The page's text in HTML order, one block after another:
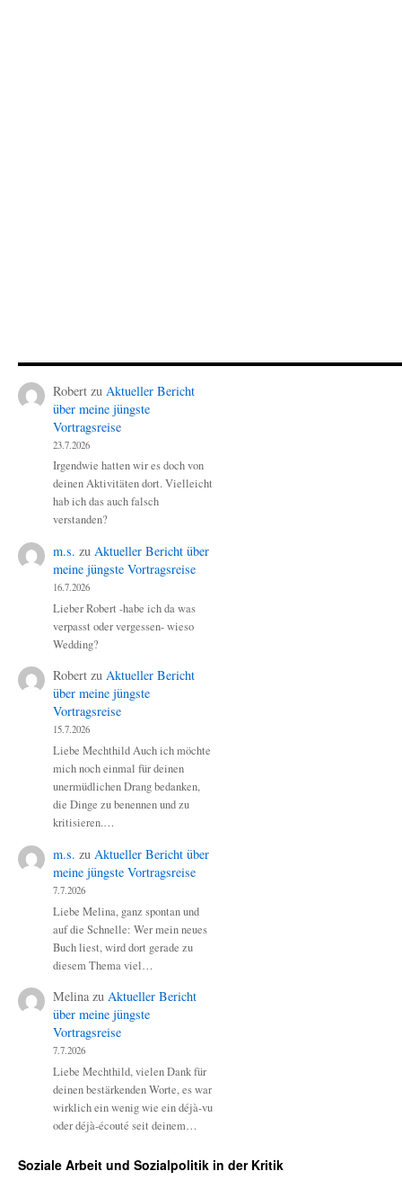
Robert zu Aktueller Bericht
über meine jüngste
Vortragsreise
23.7.2026
Irgendwie hatten wir es doch von
deinen Aktivitäten dort. Vielleicht
hab ich das auch falsch
verstanden?
m.s. zu Aktueller Bericht über
meine jüngste Vortragsreise
16.7.2026
Lieber Robert -habe ich da was
verpasst oder vergessen- wieso
Wedding?
Robert zu Aktueller Bericht
über meine jüngste
Vortragsreise
15.7.2026
Liebe Mechthild Auch ich möchte
mich noch einmal für deinen
unermüdlichen Drang bedanken,
die Dinge zu benennen und zu
kritisieren.…
m.s. zu Aktueller Bericht über
meine jüngste Vortragsreise
7.7.2026
Liebe Melina, ganz spontan und
auf die Schnelle: Wer mein neues
Buch liest, wird dort gerade zu
diesem Thema viel…
Melina zu Aktueller Bericht
über meine jüngste
Vortragsreise
7.7.2026
Liebe Mechthild, vielen Dank für
deinen bestärkenden Worte, es war
wirklich ein wenig wie ein déjà-vu
oder déjà-écouté seit deinem…
Soziale Arbeit und Sozialpolitik in der Kritik